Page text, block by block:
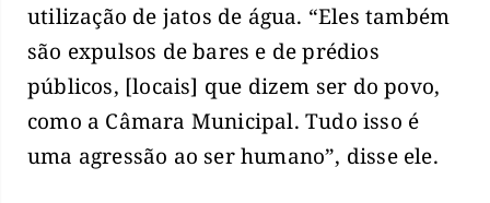
utilização de jatos de água. “Eles também
são expulsos de bares e de prédios
públicos, [locais] que dizem ser do povo,
como a Câmara Municipal. Tudo isso é
uma agressão ao ser humano”, disse ele.